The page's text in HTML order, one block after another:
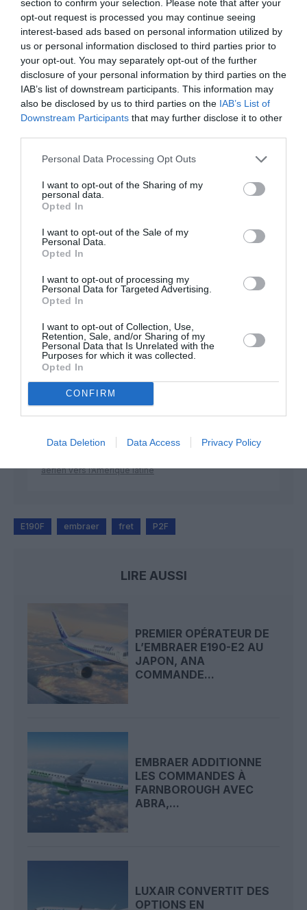
section to confirm your selection. Please note that after your
opt-out request is processed you may continue seeing
interest-based ads based on personal information utilized by
us or personal information disclosed to third parties prior to
your opt-out. You may separately opt-out of the further
disclosure of your personal information by third parties on the
IAB’s list of downstream participants. This information may
also be disclosed by us to third parties on the IAB’s List of
Downstream Participants that may further disclose it to other
Personal Data Processing Opt Outs
I want to opt-out of the Sharing of my
personal data.
Opted In
I want to opt-out of the Sale of my
Personal Data.
Opted In
I want to opt-out of processing my
Personal Data for Targeted Advertising.
Opted In
I want to opt-out of Collection, Use,
Retention, Sale, and/or Sharing of my
Personal Data that Is Unrelated with the
Purposes for which it was collected.
Opted In
CONFIRM
Data Deletion Data Access Privacy Policy
LAISSER UN COMMENTAIRE
FAIRE UN DON
Appel aux lecteurs !
Soutenez Air Journal participezà son
développement !
NOUS SOUTENIR
DERNIERS COMMENTAIRES
Manfoua commenté l'article :
Pyramides, croisières et mer Rouge : l’Égypte mise sur
une saison record malgré le contexte géopolitique
TFFRYYZ
a commenté l'article :
aérien vers l’Amérique latine
E190F embraer fret P2F
LIRE AUSSI
PREMIER OPÉRATEUR DE
L’EMBRAER E190-E2 AU
JAPON, ANA
COMMANDE...
EMBRAER ADDITIONNE
LES COMMANDES À
FARNBOROUGH AVEC
ABRA,...
LUXAIR CONVERTIT DES
OPTIONS EN